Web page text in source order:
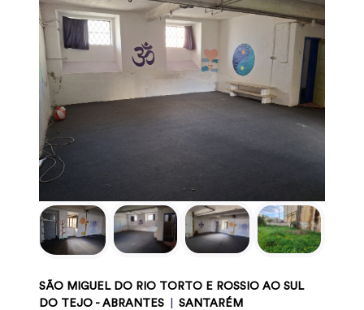
SÃO MIGUEL DO RIO TORTO E ROSSIO AO SUL
DO TEJO - ABRANTES
SANTARÉM